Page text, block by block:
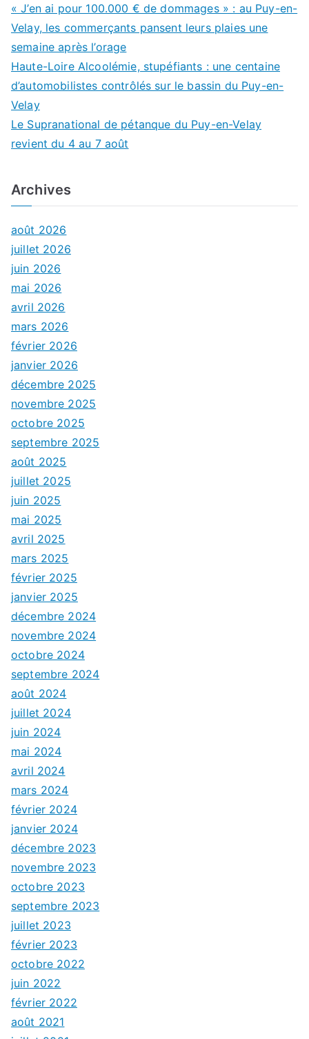
« J’en ai pour 100.000 € de dommages » : au Puy-en-
Velay, les commerçants pansent leurs plaies une
semaine après l’orage
Haute-Loire Alcoolémie, stupéfiants : une centaine
d’automobilistes contrôlés sur le bassin du Puy-en-
Velay
Le Supranational de pétanque du Puy-en-Velay
revient du 4 au 7 août
Archives
août 2026
juillet 2026
juin 2026
mai 2026
avril 2026
mars 2026
février 2026
janvier 2026
décembre 2025
novembre 2025
octobre 2025
septembre 2025
août 2025
juillet 2025
juin 2025
mai 2025
avril 2025
mars 2025
février 2025
janvier 2025
décembre 2024
novembre 2024
octobre 2024
septembre 2024
août 2024
juillet 2024
juin 2024
mai 2024
avril 2024
mars 2024
février 2024
janvier 2024
décembre 2023
novembre 2023
octobre 2023
septembre 2023
juillet 2023
février 2023
octobre 2022
juin 2022
février 2022
août 2021